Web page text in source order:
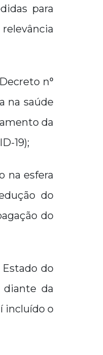
para
n°
na saúde
da
19);
na esfera
do
do
do
diante da
incluído o